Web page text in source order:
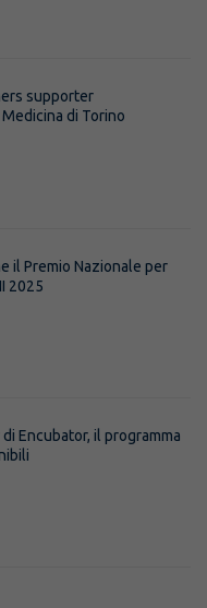
supporter
di Torino
il Premio Nazionale per
2025
Encubator, il programma